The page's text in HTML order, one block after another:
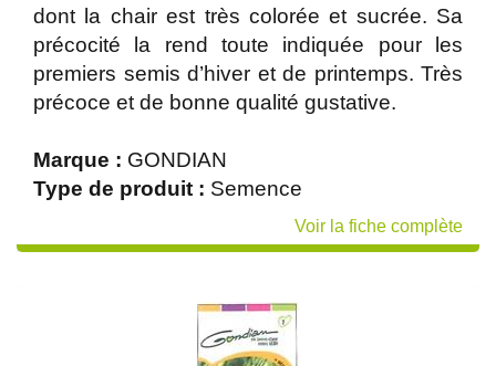
dont la chair est très colorée et sucrée. Sa
précocité la rend toute indiquée pour les
premiers semis d’hiver et de printemps. Très
précoce et de bonne qualité gustative.
Marque : GONDIAN
Type de produit : Semence
Voir la fiche complète